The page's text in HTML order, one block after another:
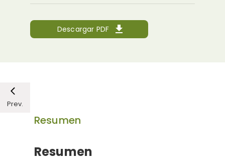
Descargar PDF
Prev.
Resumen
Resumen